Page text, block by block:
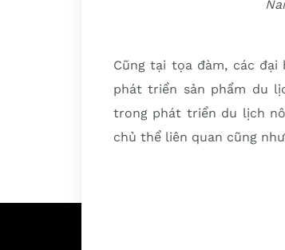
Cũng tại tọa đàm, các
phát triển sản phẩm du
trong phát triển du lịch
chủ thể liên quan cũng